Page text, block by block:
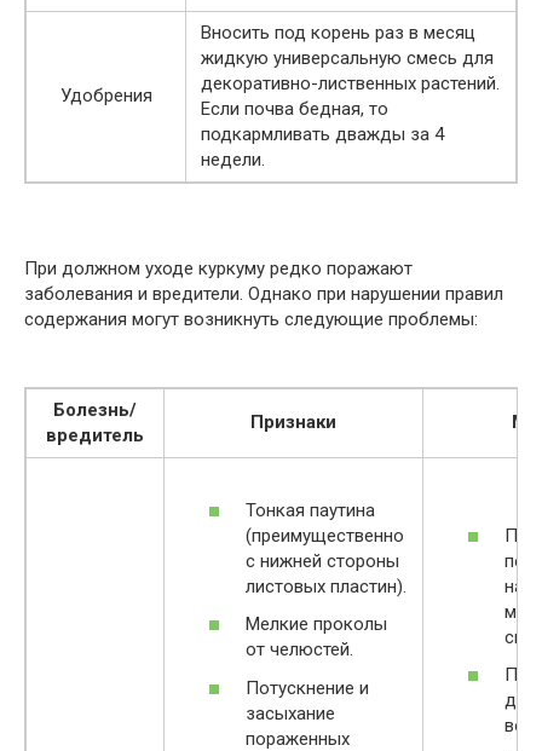
Удобрения
Вносить под корень раз в месяц
жидкую универсальную смесь для
декоративно-лиственных растений.
Если почва бедная, то
подкармливать дважды за 4
недели.
При должном уходе куркуму редко поражают
заболевания и вредители. Однако при нарушении правил
содержания могут возникнуть следующие проблемы:
Болезнь/
вредитель
Признаки
Тонкая паутина
(преимущественно
с нижней стороны
листовых пластин).
Мелкие проколы
от челюстей.
Потускнение и
засыхание
пораженных
При